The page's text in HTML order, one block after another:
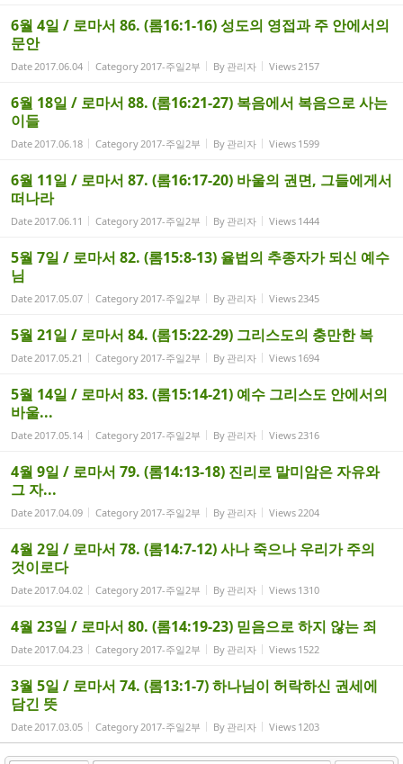
6월 4일 / 로마서 86. (롬16:1-16) 성도의 영접과 주 안에서의
문안
Date2017.06.04 Category2017-주일2부 By 관리자 Views2157
6월 18일 / 로마서 88. (롬16:21-27) 복음에서 복음으로 사는
이들
Date2017.06.18 Category2017-주일2부 By 관리자 Views 1599
6월 11일 / 로마서 87. (롬16:17-20) 바울의 권면, 그들에게서
떠나라
Date2017.06.11 Category2017-주일2부 By 관리자 Views 1444
5월 7일 / 로마서 82. (롬15:8-13) 율법의 추종자가 되신 예수
님
Date2017.05.07 Category2017-주일2부 By 관리자 Views2345
5월 21일 / 로마서 84. (롬15:22-29) 그리스도의 충만한 복
Date2017.05.21 Category2017-주일2부 By 관리자 Views 1694
5월 14일 / 로마서 83. (롬15:14-21) 예수 그리스도 안에서의
바울...
Date2017.05.14 Category2017-주일2부 By 관리자 Views2316
4월 9일 / 로마서 79. (롬14:13-18) 진리로 말미암은 자유와
그 자...
Date2017.04.09 Category2017-주일2부 By 관리자 Views2204
4월 2일 / 로마서 78. (롬14:7-12) 사나 죽으나 우리가 주의
것이로다
Date2017.04.02 Category2017-주일2부 By 관리자 Views 1310
4월 23일 / 로마서 80. (롬14:19-23) 믿음으로 하지 않는 죄
Date2017.04.23 Category2017-주일2부 By 관리자 Views 1522
3월 5일 / 로마서 74. (롬13:1-7) 하나님이 허락하신 권세에
담긴 뜻
Date2017.03.05 Category2017-주일2부 By 관리자 Views 1203